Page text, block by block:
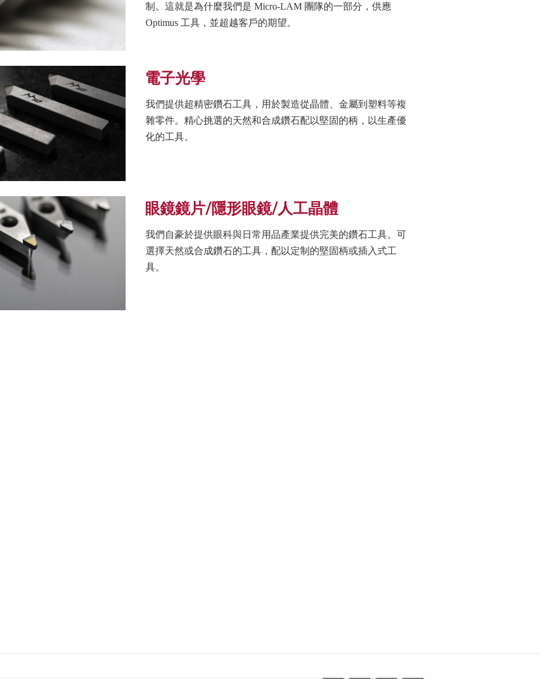
制。這就是為什麼我們是 Micro-LAM 團隊的一部分，供應
Optimus 工具，並超越客戶的期望。
電子光學
我們提供超精密鑽石工具，用於製造從晶體、金屬到塑料等複
雜零件。精心挑選的天然和合成鑽石配以堅固的柄，以生產優
化的工具。
眼鏡鏡片/隱形眼鏡/人工晶體
我們自豪於提供眼科與日常用品產業提供完美的鑽石工具。可
選擇天然或合成鑽石的工具，配以定制的堅固柄或插入式工
具。